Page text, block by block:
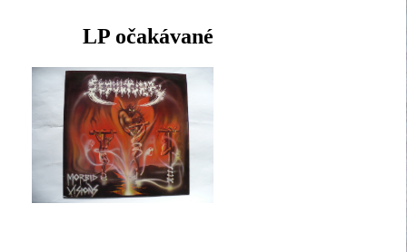
LP očakávané